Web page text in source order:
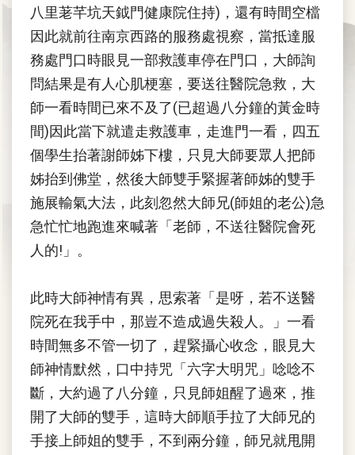
八里荖芊坑天鉞門健康院住持)，還有時間空檔
因此就前往南京西路的服務處視察，當抵達服
務處門口時眼見一部救護車停在門口，大師詢
問結果是有人心肌梗塞，要送往醫院急救，大
師一看時間已來不及了(已超過八分鐘的黃金時
間)因此當下就遣走救護車，走進門一看，四五
個學生抬著謝師姊下樓，只見大師要眾人把師
姊抬到佛堂，然後大師雙手緊握著師姊的雙手
施展輸氣大法，此刻忽然大師兄(師姐的老公)急
急忙忙地跑進來喊著「老師，不送往醫院會死
人的!」。
此時大師神情有異，思索著「是呀，若不送醫
院死在我手中，那豈不造成過失殺人。」一看
時間無多不管一切了，趕緊攝心收念，眼見大
師神情默然，口中持咒「六字大明咒」唸唸不
斷，大約過了八分鐘，只見師姐醒了過來，推
開了大師的雙手，這時大師順手拉了大師兄的
手接上師姐的雙手，不到兩分鐘，師兄就甩開